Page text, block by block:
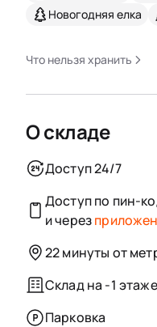
Новогодняя елка
Что нельзя хранить
О складе
Доступ 24/7
Доступ по пин-
и через
22 минуты от
Склад на -1 этаже
Парковка